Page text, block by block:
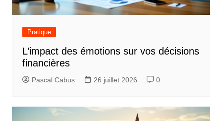
Pratique
L’impact des émotions sur vos décisions
financières
Pascal Cabus 26 juillet 2026 0